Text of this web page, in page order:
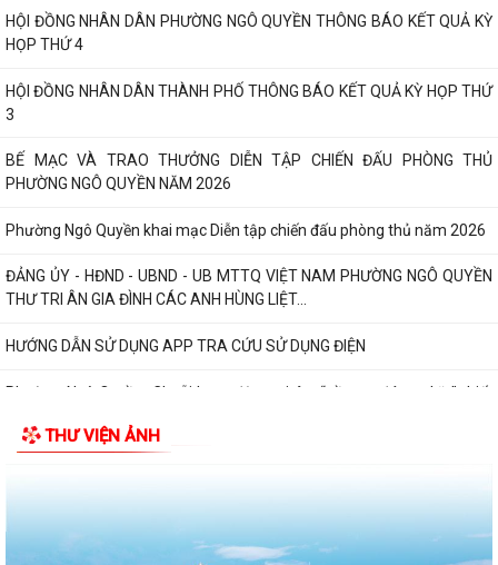
HỘI ĐỒNG NHÂN DÂN PHƯỜNG NGÔ QUYỀN THÔNG BÁO KẾT QUẢ KỲ
HỌP THỨ 4
HỘI ĐỒNG NHÂN DÂN THÀNH PHỐ THÔNG BÁO KẾT QUẢ KỲ HỌP THỨ
3
BẾ MẠC VÀ TRAO THƯỞNG DIỄN TẬP CHIẾN ĐẤU PHÒNG THỦ
PHƯỜNG NGÔ QUYỀN NĂM 2026
Phường Ngô Quyền khai mạc Diễn tập chiến đấu phòng thủ năm 2026
ĐẢNG ỦY - HĐND - UBND - UB MTTQ VIỆT NAM PHƯỜNG NGÔ QUYỀN
THƯ TRI ÂN GIA ĐÌNH CÁC ANH HÙNG LIỆT...
HƯỚNG DẪN SỬ DỤNG APP TRA CỨU SỬ DỤNG ĐIỆN
Phường Ngô Quyền: Chuỗi hoạt động tri ân, “Đền ơn đáp nghĩa” thiết
ỦY BAN NHÂN DÂN PHƯỜNG NGÔ QUYỀN THÔNG TIN Về việc cưỡng
chế cưỡng chế 02 tổ chức để thu hồi nhà là...
THƯ VIỆN ẢNH